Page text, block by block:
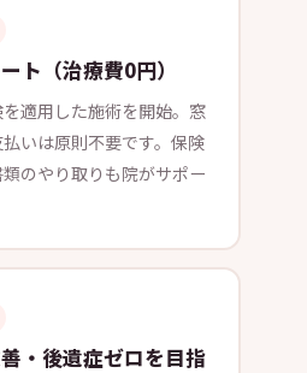
ト（治療費0円）
適用した施術を開始。窓
いは原則不要です。保険
のやり取りも院がサポー
・後遺症ゼロを目指